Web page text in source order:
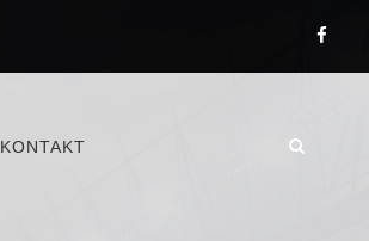
KONTAKT